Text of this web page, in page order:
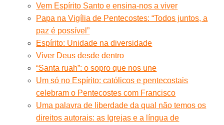
Vem Espírito Santo e ensina-nos a viver
Papa na Vigília de Pentecostes: “Todos juntos, a
paz é possível”
Espírito: Unidade na diversidade
Viver Deus desde dentro
“Santa ruah”: o sopro que nos une
Um só no Espírito: católicos e pentecostais
celebram o Pentecostes com Francisco
Uma palavra de liberdade da qual não temos os
direitos autorais: as Igrejas e a língua de